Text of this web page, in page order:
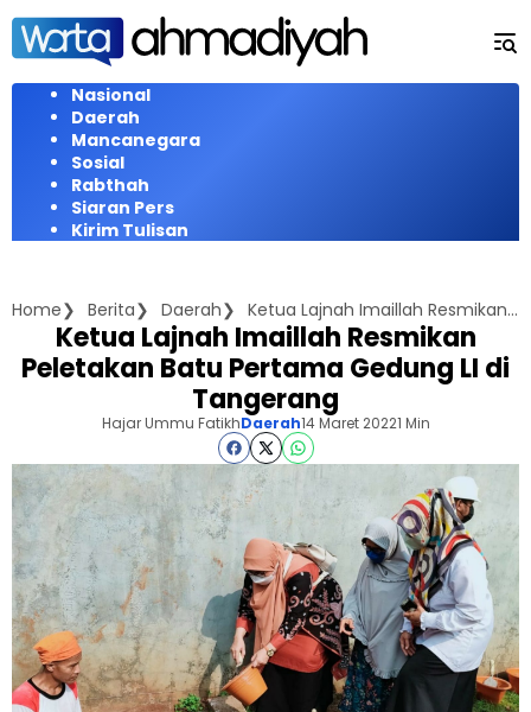
Langsung
konten
Nasional
Daerah
Mancanegara
Sosial
Rabthah
Siaran Pers
Kirim Tulisan
Home Berita Daerah Ketua Lajnah Imaillah Resmikan Peletakan Batu Pertama Gedung LI di Tangerang
Ketua Lajnah Imaillah Resmikan
Peletakan Batu Pertama Gedung LI di
Tangerang
Hajar Ummu FatikhDaerah14 Maret 20221 Min